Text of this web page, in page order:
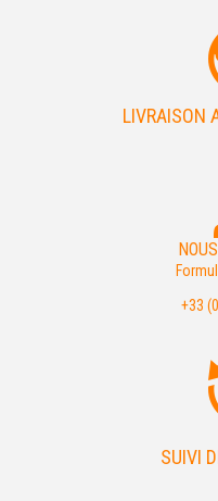
LIVRAISON
+33
SUIVI